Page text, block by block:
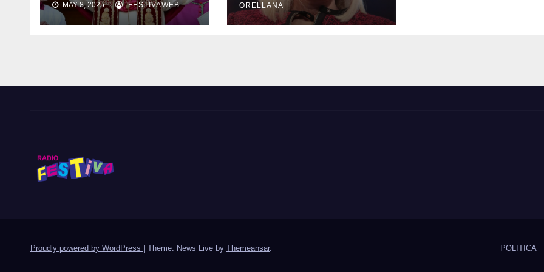
267: León XIV
MAY 8, 2025 FESTIVAWEB
enfermedad
ORELLANA
Proudly powered by WordPress Theme: News Live by Themeansar. POLITICA